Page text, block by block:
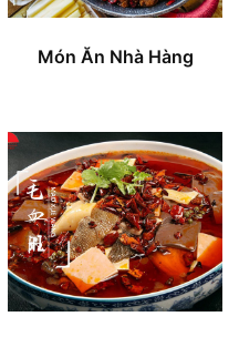
Món Ăn Nhà Hàng